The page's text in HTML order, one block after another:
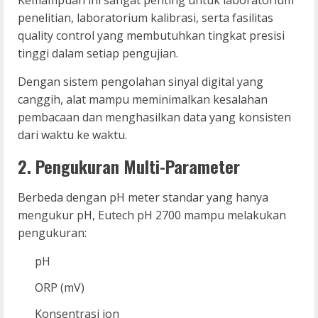
penelitian, laboratorium kalibrasi, serta fasilitas
quality control yang membutuhkan tingkat presisi
tinggi dalam setiap pengujian.
Dengan sistem pengolahan sinyal digital yang
canggih, alat mampu meminimalkan kesalahan
pembacaan dan menghasilkan data yang konsisten
dari waktu ke waktu.
2. Pengukuran Multi-Parameter
Berbeda dengan pH meter standar yang hanya
mengukur pH, Eutech pH 2700 mampu melakukan
pengukuran:
pH
ORP (mV)
Konsentrasi ion